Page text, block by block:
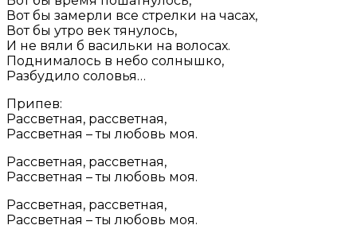
Вот бы замерли все стрелки на часах,
Вот бы утро век тянулось,
И не вяли б васильки на волосах.
Поднималось в небо солнышко,
Разбудило соловья…
Припев:
Рассветная, рассветная,
Рассветная – ты любовь моя.
Рассветная, рассветная,
Рассветная – ты любовь моя.
Рассветная, рассветная,
Рассветная – ты любовь моя.